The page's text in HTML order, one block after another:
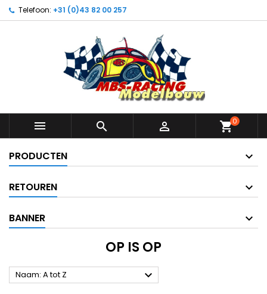
Telefoon: +31 (0)43 82 00 257
   shopping_cart0
PRODUCTEN
RETOUREN
BANNER
OP IS OP
Naam: A tot Z 